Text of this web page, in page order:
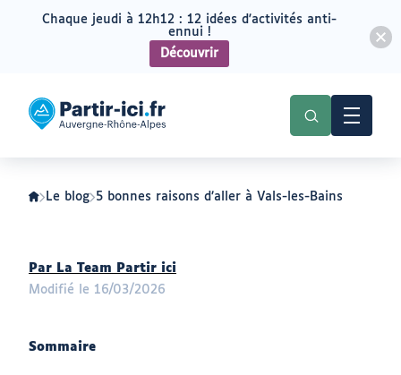
menu
contenu
Partir
ici
Auvergne-
Rhône-
Le blog 5 bonnes raisons d’aller à Vals-les-Bains
Auteur
:
Par La Team Partir ici
Modifié le 16/03/2026
Sommaire
Chaque jeudi à 12h12 : 12 idées d'activités anti-
ennui !
Découvrir